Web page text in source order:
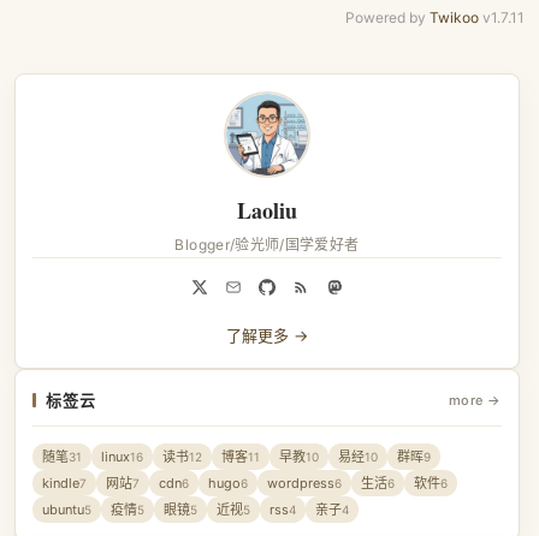
Powered by Twikoo v1.7.11
Laoliu
Blogger/验光师/国学爱好者
了解更多 →
标签云 more →
随笔31 linux16 读书12 博客11 早教10 易经10 群晖9
kindle7 网站7 cdn6 hugo6 wordpress6 生活6 软件6
ubuntu5 疫情5 眼镜5 近视5 rss4 亲子4